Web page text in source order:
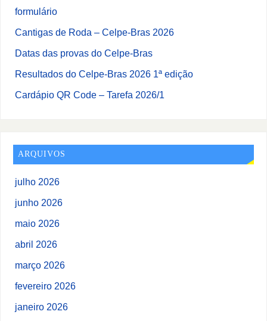
formulário
Cantigas de Roda – Celpe-Bras 2026
Datas das provas do Celpe-Bras
Resultados do Celpe-Bras 2026 1ª edição
Cardápio QR Code – Tarefa 2026/1
ARQUIVOS
julho 2026
junho 2026
maio 2026
abril 2026
março 2026
fevereiro 2026
janeiro 2026